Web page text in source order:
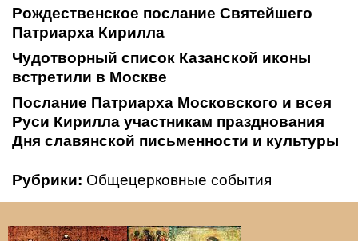
Рождественское послание Святейшего
Патриарха Кирилла
Чудотворный список Казанской иконы
встретили в Москве
Послание Патриарха Московского и всея
Руси Кирилла участникам празднования
Дня славянской письменности и культуры
Рубрики: Общецерковные события